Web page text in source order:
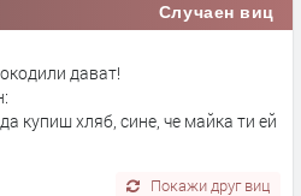
Случаен виц
дават!
купиш хляб, сине, че майка ти ей
Покажи друг виц